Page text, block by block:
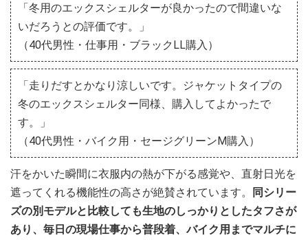
「冬用のエックスシェルターが良かったので間違いな
いだろうとの評価です。」
（40代男性・仕事用・ブラックLL購入）
「走りだすとかなり涼しいです。ジャケットタイプの
冬のエックスシェルター同様、購入してよかったで
す。」
（40代男性・バイク用・セージグリーンM購入）
汗をかいた瞬間に衣服内の熱が下がる感覚や、直射日光を
遮ってくれる機能性の高さが絶賛されています。
同シリー
ズの別モデルと比較しても生地のしっかりとしたタフさが
あり、毎日の現場仕事から普段着、バイク用までマルチに